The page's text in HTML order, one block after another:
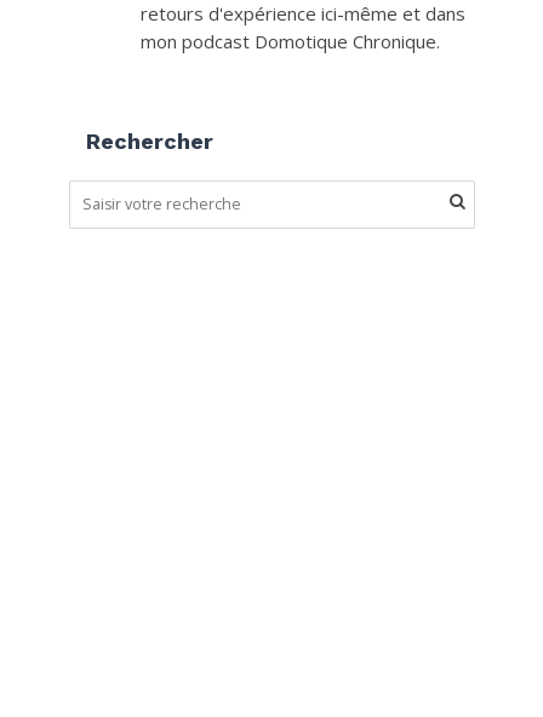
retours d'expérience ici-même et dans
mon podcast Domotique Chronique.
Rechercher